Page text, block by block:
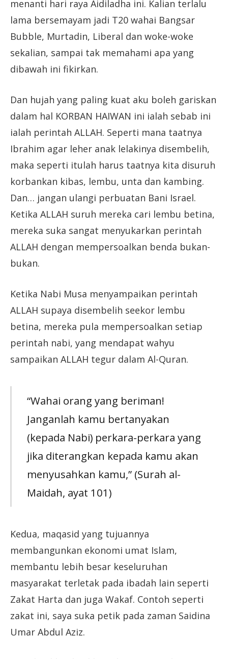
menanti hari raya Aidiladha ini. Kalian terlalu
lama bersemayam jadi T20 wahai Bangsar
Bubble, Murtadin, Liberal dan woke-woke
sekalian, sampai tak memahami apa yang
dibawah ini fikirkan.
Dan hujah yang paling kuat aku boleh gariskan
dalam hal KORBAN HAIWAN ini ialah sebab ini
ialah perintah ALLAH. Seperti mana taatnya
Ibrahim agar leher anak lelakinya disembelih,
maka seperti itulah harus taatnya kita disuruh
korbankan kibas, lembu, unta dan kambing.
Dan… jangan ulangi perbuatan Bani Israel.
Ketika ALLAH suruh mereka cari lembu betina,
mereka suka sangat menyukarkan perintah
ALLAH dengan mempersoalkan benda bukan-
bukan.
Ketika Nabi Musa menyampaikan perintah
ALLAH supaya disembelih seekor lembu
betina, mereka pula mempersoalkan setiap
perintah nabi, yang mendapat wahyu
sampaikan ALLAH tegur dalam Al-Quran.
“Wahai orang yang beriman!
Janganlah kamu bertanyakan
(kepada Nabi) perkara-perkara yang
jika diterangkan kepada kamu akan
menyusahkan kamu,” (Surah al-
Maidah, ayat 101)
Kedua, maqasid yang tujuannya
membangunkan ekonomi umat Islam,
membantu lebih besar keseluruhan
masyarakat terletak pada ibadah lain seperti
Zakat Harta dan juga Wakaf. Contoh seperti
zakat ini, saya suka petik pada zaman Saidina
Umar Abdul Aziz.